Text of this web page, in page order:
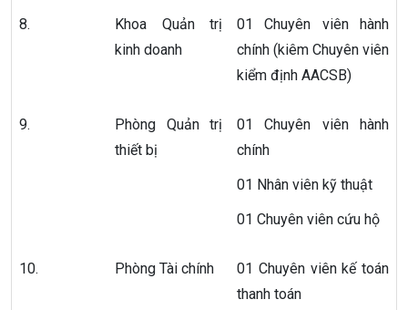
8.
Khoa Quản trị
kinh doanh
01 Chuyên viên hành
chính (kiêm Chuyên viên
kiểm định AACSB)
9.
Phòng Quản trị
thiết bị
01 Chuyên viên hành
chính
01 Nhân viên kỹ thuật
01 Chuyên viên cứu hộ
10. Phòng Tài chính
01 Chuyên viên kế toán
thanh toán